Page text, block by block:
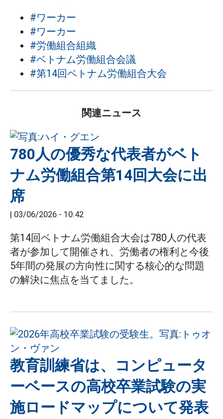
#ワーカー
#ワーカー
#労働組合組織
#ベトナム労働組合会議
#第14回ベトナム労働組合大会
関連ニュース
780人の優秀な代表者がベト
ナム労働組合第14回大会に出
席
| 03/06/2026 - 10:42
第14回ベトナム労働組合大会は780人の代表
者が参加して開催され、労働者の権利と今後
5年間の発展の方向性に関する核心的な問題
の解決に焦点を当てました。
教育訓練省は、コンピュータ
ーベースの高校卒業試験の実
施ロードマップについて発表